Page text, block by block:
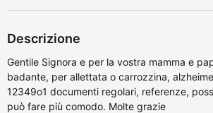
Descrizione
Gentile Signora e per la vostra mamma e
badante, per allettata o carrozzina,
12349o1 documenti regolari, referenze,
può fare più comodo. Molte grazie